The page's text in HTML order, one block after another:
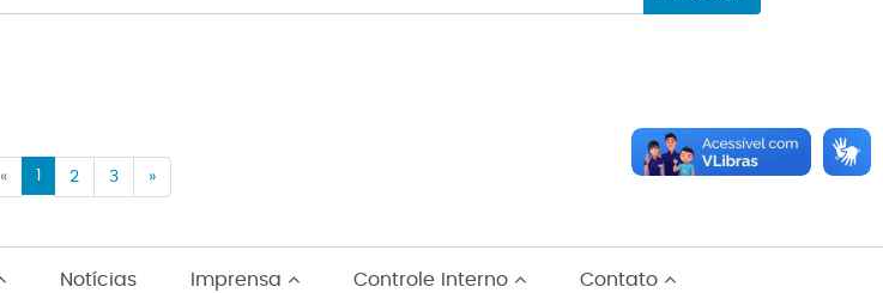
«Previous2 3 »Previous
Notícias Imprensa Controle Interno Contato